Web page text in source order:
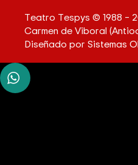
Teatro Tespys © 1988 –
Carmen de Viboral
Diseñado por Sistemas